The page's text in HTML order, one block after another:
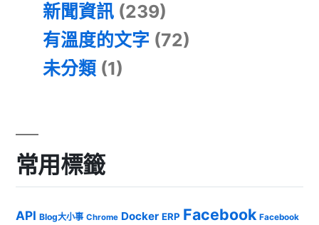
新聞資訊 (239)
有溫度的文字 (72)
未分類 (1)
常用標籤
API Blog大小事 Chrome Docker ERP Facebook Facebook